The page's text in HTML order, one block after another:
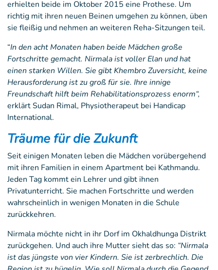
erhielten beide im Oktober 2015 eine Prothese. Um
richtig mit ihren neuen Beinen umgehen zu können, üben
sie fleißig und nehmen an weiteren Reha-Sitzungen teil.
“In den acht Monaten haben beide Mädchen große
Fortschritte gemacht. Nirmala ist voller Elan und hat
einen starken Willen. Sie gibt Khembro Zuversicht, keine
Herausforderung ist zu groß für sie. Ihre innige
Freundschaft hilft beim Rehabilitationsprozess enorm“,
erklärt Sudan Rimal, Physiotherapeut bei Handicap
International.
Träume für die Zukunft
Seit einigen Monaten leben die Mädchen vorübergehend
mit ihren Familien in einem Apartment bei Kathmandu.
Jeden Tag kommt ein Lehrer und gibt ihnen
Privatunterricht. Sie machen Fortschritte und werden
wahrscheinlich in wenigen Monaten in die Schule
zurückkehren.
Nirmala möchte nicht in ihr Dorf im Okhaldhunga Distrikt
zurückgehen. Und auch ihre Mutter sieht das so: “Nirmala
ist das jüngste von vier Kindern. Sie ist zerbrechlich. Die